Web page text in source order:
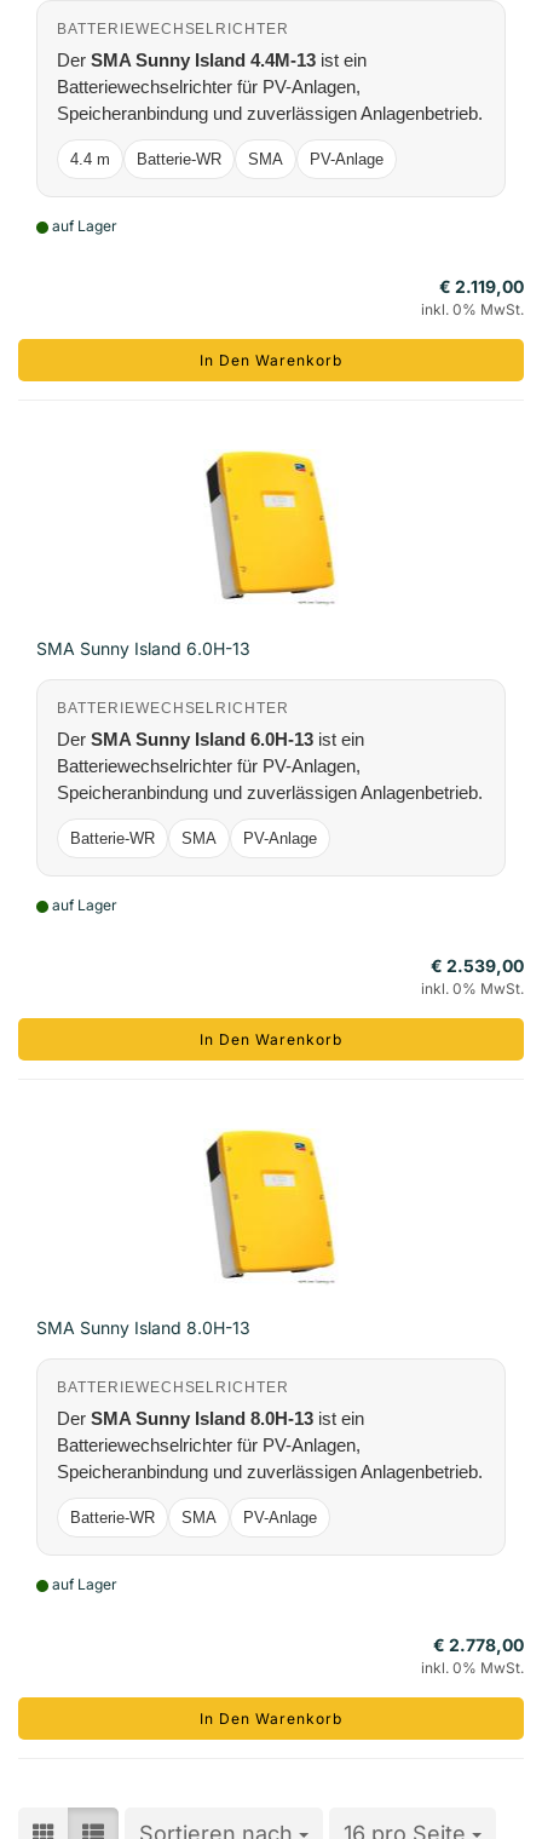
BATTERIEWECHSELRICHTER
Der SMA Sunny Island 4.4M-13 ist ein
Batteriewechselrichter für PV-Anlagen,
Speicheranbindung und zuverlässigen Anlagenbetrieb.
4.4 m Batterie-WR SMA PV-Anlage
auf Lager
€ 2.119,00
inkl. 0% MwSt.
In Den Warenkorb
SMA Sunny Island 6.0H-13
BATTERIEWECHSELRICHTER
Der SMA Sunny Island 6.0H-13 ist ein
Batteriewechselrichter für PV-Anlagen,
Speicheranbindung und zuverlässigen Anlagenbetrieb.
Batterie-WR SMA PV-Anlage
auf Lager
€ 2.539,00
inkl. 0% MwSt.
In Den Warenkorb
SMA Sunny Island 8.0H-13
BATTERIEWECHSELRICHTER
Der SMA Sunny Island 8.0H-13 ist ein
Batteriewechselrichter für PV-Anlagen,
Speicheranbindung und zuverlässigen Anlagenbetrieb.
Batterie-WR SMA PV-Anlage
auf Lager
€ 2.778,00
inkl. 0% MwSt.
In Den Warenkorb
Sortieren nach
Sortieren nach 16 pro Seite
pro Seite